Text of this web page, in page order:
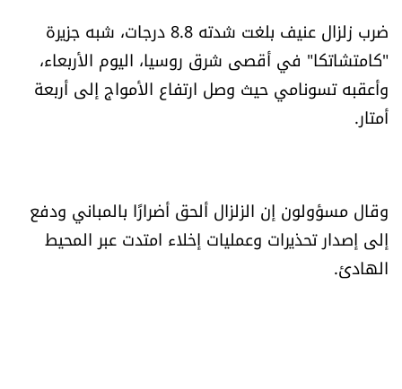
كتّابنا
تحت المجهر
العالم
الصحافة الإسرائيلية
ضرب زلزال عنيف بلغت شدته 8.8 درجات، شبه جزيرة
"كامتشاتكا" في أقصى شرق روسيا، اليوم الأربعاء،
وأعقبه تسونامي حيث وصل ارتفاع الأمواج إلى أربعة
أمتار.
وقال مسؤولون إن الزلزال ألحق أضرارًا بالمباني ودفع
إلى إصدار تحذيرات وعمليات إخلاء امتدت عبر المحيط
الهادئ.